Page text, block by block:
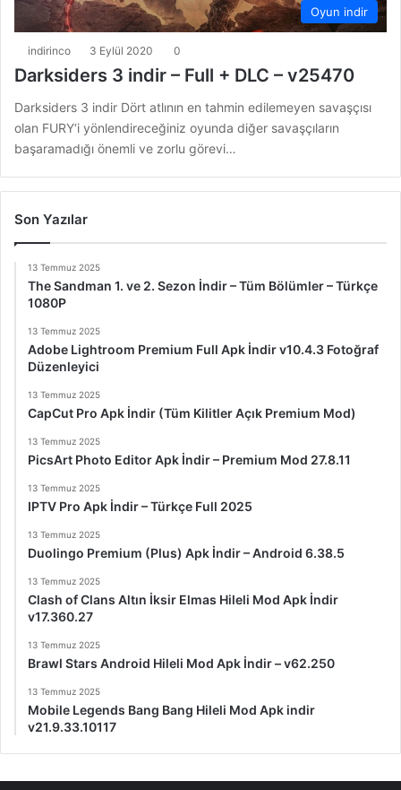
Oyun indir
indirinco 3 Eylül 2020 0
Darksiders 3 indir – Full + DLC – v25470
Darksiders 3 indir Dört atlının en tahmin edilemeyen savaşçısı
olan FURY‘i yönlendireceğiniz oyunda diğer savaşçıların
başaramadığı önemli ve zorlu görevi…
Son Yazılar
13 Temmuz 2025
The Sandman 1. ve 2. Sezon İndir – Tüm Bölümler – Türkçe
1080P
13 Temmuz 2025
Adobe Lightroom Premium Full Apk İndir v10.4.3 Fotoğraf
Düzenleyici
13 Temmuz 2025
CapCut Pro Apk İndir (Tüm Kilitler Açık Premium Mod)
13 Temmuz 2025
PicsArt Photo Editor Apk İndir – Premium Mod 27.8.11
13 Temmuz 2025
IPTV Pro Apk İndir – Türkçe Full 2025
13 Temmuz 2025
Duolingo Premium (Plus) Apk İndir – Android 6.38.5
13 Temmuz 2025
Clash of Clans Altın İksir Elmas Hileli Mod Apk İndir
v17.360.27
13 Temmuz 2025
Brawl Stars Android Hileli Mod Apk İndir – v62.250
13 Temmuz 2025
Mobile Legends Bang Bang Hileli Mod Apk indir
v21.9.33.10117